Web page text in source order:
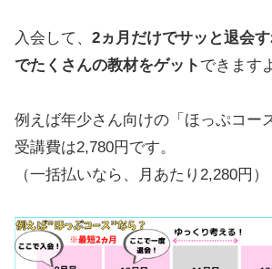
入会して、 2ヵ月だけでサッと退会
でたくさんの教材をゲット できます
例えば年少さん向けの「ほっぷコー
受講費は2,780円です。
（一括払いなら、月あたり2,280円）